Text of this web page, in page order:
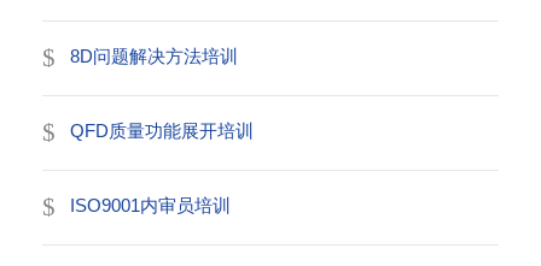
8D问题解决方法培训
QFD质量功能展开培训
ISO9001内审员培训